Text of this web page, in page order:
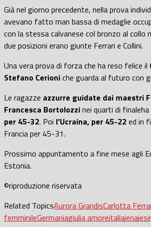
Già nel giorno precedente, nella prova
avevano fatto man bassa di medaglie
con la stessa calvanese col bronzo al collo
due posizioni erano giunte Ferrari e Collini.
Una vera prova di forza che ha reso felice il
Stefano Cerioniche guarda al futuro con
Le ragazze azzurre guidate dai maestri
Francesca Bortolozzinei quarti di
per 45-32. Poi l’Ucraina, per 45-22 ed in
Francia per 45-31.
Prossimo appuntamento a fine mese agli
Estonia.
©riproduzione riservata
Related TopicsAurora GrandisCarlotta
femminileGermaniagiulia amoreitaliajenajesi